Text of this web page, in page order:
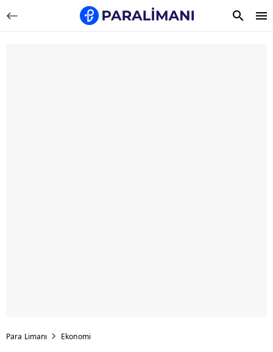
Para Limanı Ekonomi